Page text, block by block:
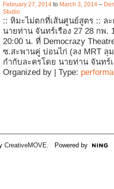
February 27, 2014 to March 3, 2014 –
Studio
:: หิมะไม่ตกที่เส้นศูนย์สูตร :: ละ
นายท่าน จันทร์เรือง 27 28 กพ.
20:00 น. ที่ Democrazy
ซ.สะพานคู่ บ่อนไก่ (ลง MRT ลุ
กำกับละครโดย นายท่าน จันทร์เ
Organized by | Type:
CreativeMOVE. Powered by